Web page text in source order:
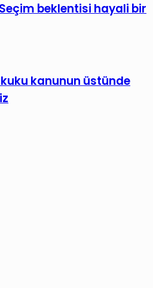
beklentisi hayali bir
kanunun üstünde